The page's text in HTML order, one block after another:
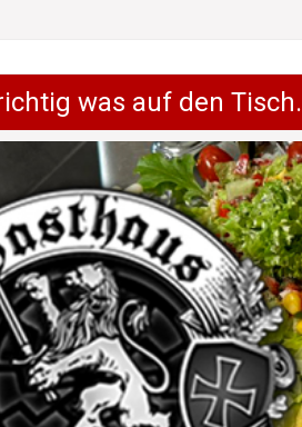
was auf den Tisch.